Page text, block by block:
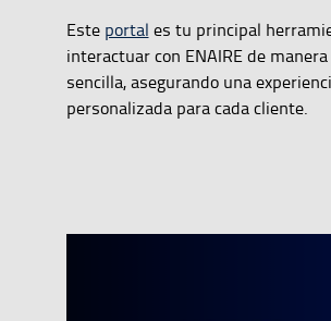
Este portal es tu principal
interactuar con ENAIRE de
sencilla, asegurando una
personalizada para cada cliente.